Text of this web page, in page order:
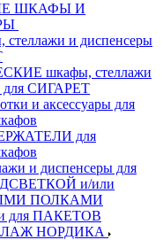
ШКАФЫ И
и диспенсеры
шкафы, стеллажи
для СИГАРЕТ
и аксессуары для
для
и диспенсеры для
и/или
ПОЛКАМИ
для ПАКЕТОВ
НОРДИКА